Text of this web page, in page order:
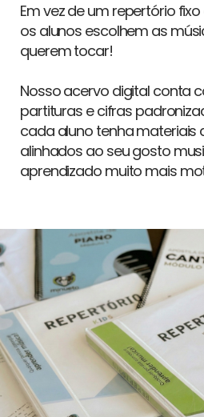
Em vez de um repertório
os alunos escolhem as
querem tocar!
Nosso acervo digital conta
partituras e cifras
cada aluno tenha materiais
alinhados ao seu gosto
aprendizado muito mais